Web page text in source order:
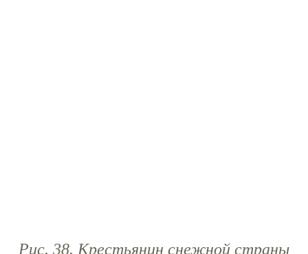
Рис. 38. Крестьянин снежной страны